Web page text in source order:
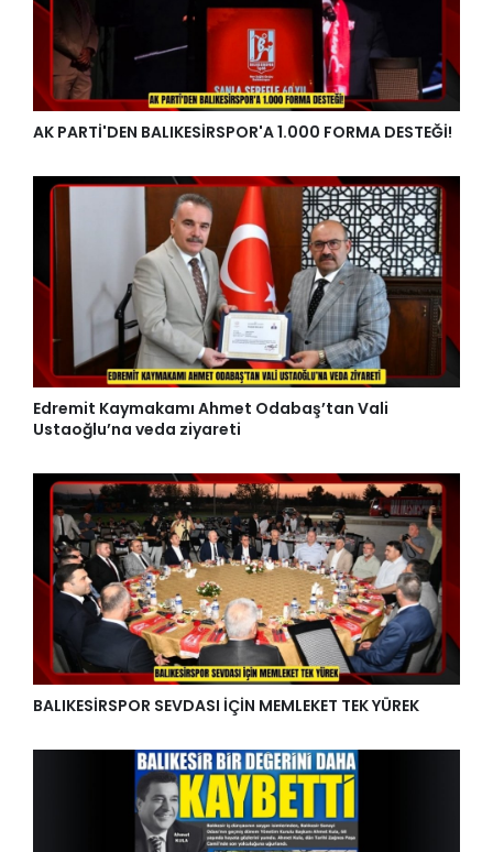
AK PARTİ'DEN BALIKESİRSPOR'A 1.000 FORMA DESTEĞİ!
Edremit Kaymakamı Ahmet Odabaş’tan Vali
Ustaoğlu’na veda ziyareti
BALIKESİRSPOR SEVDASI İÇİN MEMLEKET TEK YÜREK